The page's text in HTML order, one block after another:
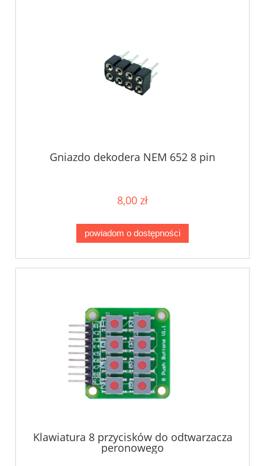
Gniazdo dekodera NEM 652 8 pin
8,00 zł
powiadom o dostępności
Klawiatura 8 przycisków do odtwarzacza
peronowego